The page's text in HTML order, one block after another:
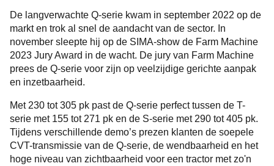
De langverwachte Q-serie kwam in september 2022 op de
markt en trok al snel de aandacht van de sector. In
november sleepte hij op de SIMA-show de Farm Machine
2023 Jury Award in de wacht. De jury van Farm Machine
prees de Q-serie voor zijn op veelzijdige gerichte aanpak
en inzetbaarheid.
Met 230 tot 305 pk past de Q-serie perfect tussen de T-
serie met 155 tot 271 pk en de S-serie met 290 tot 405 pk.
Tijdens verschillende demo’s prezen klanten de soepele
CVT-transmissie van de Q-serie, de wendbaarheid en het
hoge niveau van zichtbaarheid voor een tractor met zo'n